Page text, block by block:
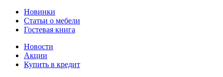
Новинки
Статьи о мебели
Гостевая книга
Новости
Акции
Купить в кредит